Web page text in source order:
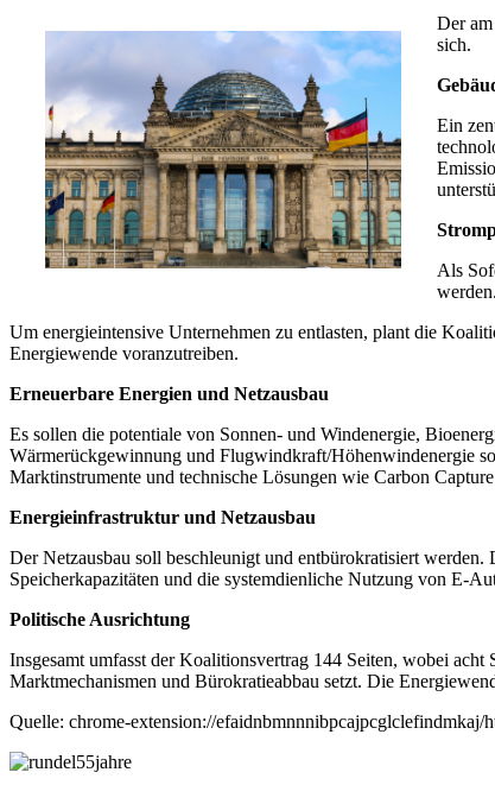
Der
sich.
Ein
Als
werden.
Um energieintensive Unternehmen zu entlasten, plant die
Energiewende voranzutreiben.
Erneuerbare Energien und Netzausbau
Es sollen die potentiale von Sonnen- und Windenergie,
Wärmerückgewinnung und Flugwindkraft/Höhenwindenergie
Marktinstrumente und technische Lösungen wie Carbon
Energieinfrastruktur und Netzausbau
Der Netzausbau soll beschleunigt und entbürokratisiert
Speicherkapazitäten und die systemdienliche Nutzung von E-
Politische Ausrichtung
Insgesamt umfasst der Koalitionsvertrag 144 Seiten, wobei
Marktmechanismen und Bürokratieabbau setzt. Die
Quelle: chrome-extension://